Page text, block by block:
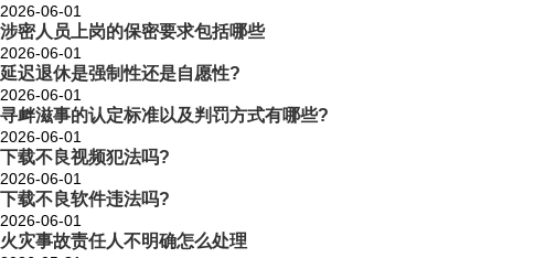
2026-06-01
涉密人员上岗的保密要求包括哪些
2026-06-01
延迟退休是强制性还是自愿性?
2026-06-01
寻衅滋事的认定标准以及判罚方式有哪些?
2026-06-01
下载不良视频犯法吗?
2026-06-01
下载不良软件违法吗?
2026-06-01
火灾事故责任人不明确怎么处理